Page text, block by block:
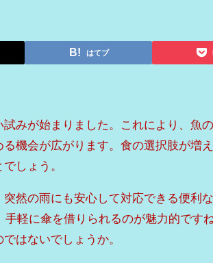
はてブ
みが始まりました。これにより、魚
機会が広がります。食の選択肢が増
しょう。
然の雨にも安心して対応できる便利
軽に傘を借りられるのが魅力的です
はないでしょうか。